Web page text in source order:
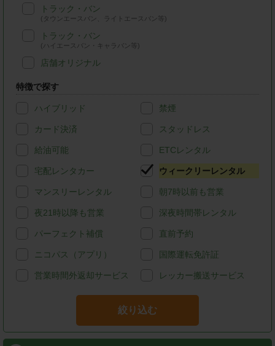
トラック・バン
(タウンエースバン、ライトエースバン等)
トラック・バン
(ハイエースバン・キャラバン等)
店舗オリジナル
特徴で探す
ハイブリッド 禁煙
カード決済 スタッドレス
給油可能 ETCレンタル
宅配レンタカー ウィークリーレンタル
マンスリーレンタル 朝7時以前も営業
夜21時以降も営業 深夜時間帯レンタル
パーフェクト補償 直前予約
ニコパス（アプリ） 国際運転免許証
営業時間外返却サービス レッカー搬送サービス
絞り込む